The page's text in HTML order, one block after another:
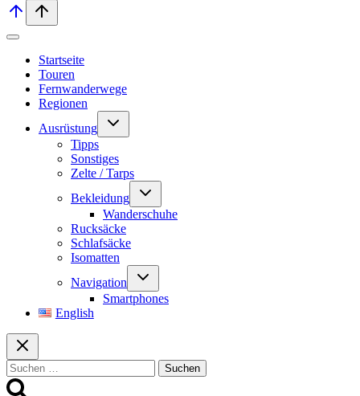
Startseite
Touren
Fernwanderwege
Regionen
Ausrüstung
Untermenü
Tipps
Sonstiges
Zelte / Tarps
Bekleidung
Untermenü
Wanderschuhe
Rucksäcke
Schlafsäcke
Isomatten
Navigation
Untermenü
Smartphones
English
Suchen
nach: